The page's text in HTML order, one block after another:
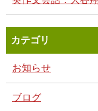
カテゴリ
お知らせ
ブログ